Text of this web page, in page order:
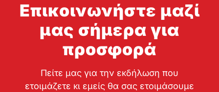
Επικοινωνήστε μαζί
μας σήμερα για
προσφορά
Πείτε μας για την εκδήλωση που
ετοιμάζετε κι εμείς θα σας ετοιμάσουμε